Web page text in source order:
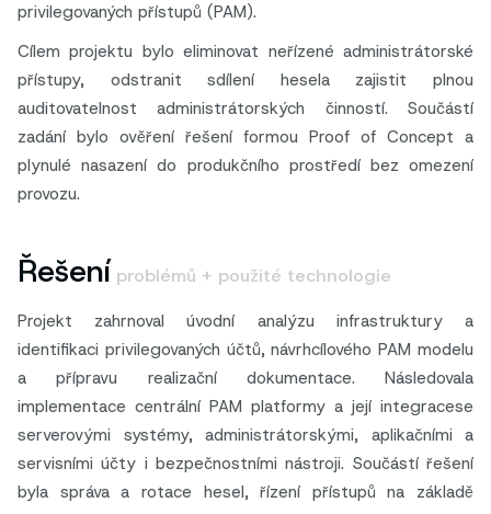
privilegovaných přístupů (PAM).
Cílem projektu bylo eliminovat neřízené administrátorské
přístupy, odstranit sdílení hesela zajistit plnou
auditovatelnost administrátorských činností. Součástí
zadání bylo ověření řešení formou Proof of Concept a
plynulé nasazení do produkčního prostředí bez omezení
provozu.
Řešení problémů + použité technologie
Projekt zahrnoval úvodní analýzu infrastruktury a
identifikaci privilegovaných účtů, návrhcílového PAM modelu
a přípravu realizační dokumentace. Následovala
implementace centrální PAM platformy a její integracese
serverovými systémy, administrátorskými, aplikačními a
servisními účty i bezpečnostními nástroji. Součástí řešení
byla správa a rotace hesel, řízení přístupů na základě